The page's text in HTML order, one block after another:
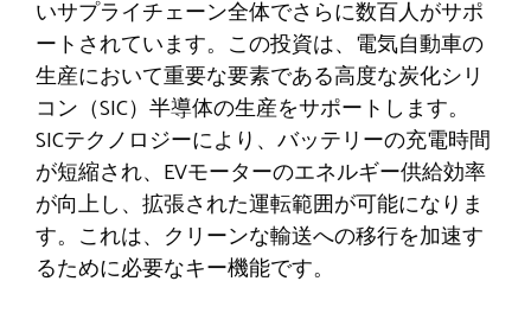
いサプライチェーン全体でさらに数百人がサポ
ートされています。この投資は、電気自動車の
生産において重要な要素である高度な炭化シリ
コン（SIC）半導体の生産をサポートします。
SICテクノロジーにより、バッテリーの充電時間
が短縮され、EVモーターのエネルギー供給効率
が向上し、拡張された運転範囲が可能になりま
す。これは、クリーンな輸送への移行を加速す
るために必要なキー機能です。